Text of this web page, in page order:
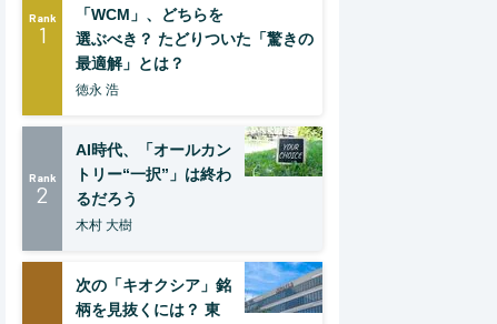
Rank
1
「WCM」、どちらを
選ぶべき？ たどりついた「驚きの
最適解」とは？
徳永 浩
Rank
2
AI時代、「オールカン
トリー“一択”」は終わ
るだろう
木村 大樹
次の「キオクシア」銘
柄を見抜くには？ 東